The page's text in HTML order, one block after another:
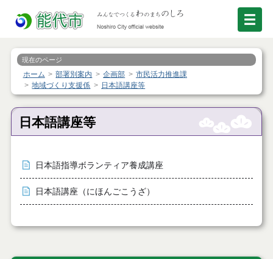
現在のページ
ホーム 部署別案内 企画部
市民活力推進課
地域づくり支援係
日本語講座等
日本語講座等
日本語指導ボランティア養成講座
日本語講座（にほんごこうざ）